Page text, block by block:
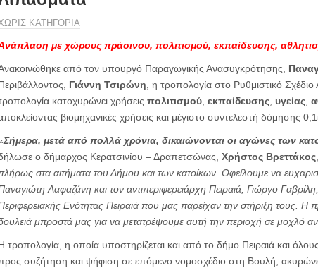
ΚΑΤΗΓΟΡΊΑ
με χώρους πράσινου, πολιτισμού, εκπαίδευσης,
από τον υπουργό Παραγωγικής Ανασυγκρότησης,
Γιάννη Τσιρώνη, η τροπολογία στο Ρυθμιστικό Σχέδιο
κατοχυρώνει χρήσεις πολιτισμού, εκπαίδευσης, υγείας,
βιομηχανικές χρήσεις και μέγιστο συντελεστή δόμησης
Σήμερα, μετά από πολλά χρόνια, δικαιώνονται οι αγώνες των
ο δήμαρχος Κερατσινίου – Δραπετσώνας, Χρήστος Βρεττάκος
στα αιτήματα του Δήμου και των κατοίκων. Οφείλουμε να
Λαφαζάνη και τον αντιπεριφερειάρχη Πειραιά, Γιώργο
Ενότητας Πειραιά που μας παρείχαν την στήριξη τους.
μπροστά μας για να μετατρέψουμε αυτή την περιοχή σε μοχλό
τροπολογία, η οποία υποστηρίζεται και από το δήμο Πειραιά και
συζήτηση και ψήφιση σε επόμενο νομοσχέδιο στη Βουλή,